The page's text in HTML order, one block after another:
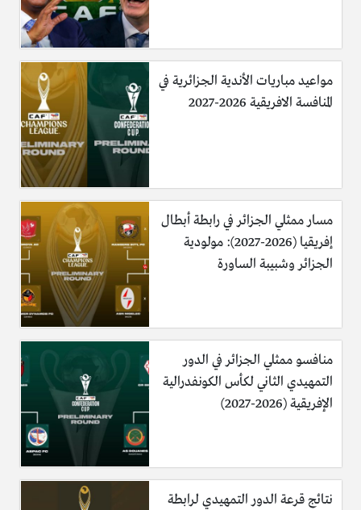
مواعيد مباريات الأندية الجزائرية في
المنافسة الافريقية 2026-2027
مسار ممثلي الجزائر في رابطة أبطال
إفريقيا (2026-2027): مولودية
الجزائر وشبيبة الساورة
منافسو ممثلي الجزائر في الدور
التمهيدي الثاني لكأس الكونفدرالية
الإفريقية (2026-2027)
نتائج قرعة الدور التمهيدي لرابطة